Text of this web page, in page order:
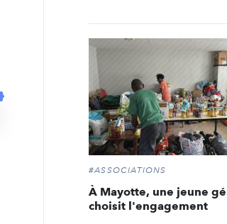
#ASSOCIATIONS
À Mayotte, une jeune
choisit l'engagement